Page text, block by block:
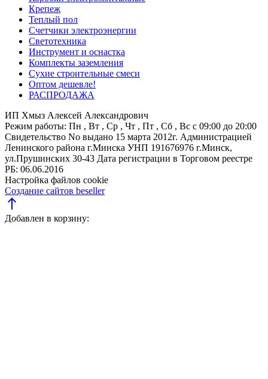
Крепеж
Теплый пол
Счетчики электроэнергии
Светотехника
Инструмент и оснастка
Комплекты заземления
Сухие строительные смеси
Оптом дешевле!
РАСПРОДАЖА
ИП Хмыз Алексей Александрович
Режим работы: Пн , Вт , Ср , Чт , Пт , Сб , Вс c 09:00 до 20:00
Свидетельство No выдано 15 марта 2012г. Администрацией
Ленинского района г.Минска УНП 191676976 г.Минск,
ул.Прушинских 30-43 Дата регистрации в Торговом реестре
РБ: 06.06.2016
Настройка файлов cookie
Создание сайтов beseller
north
Добавлен в корзину: